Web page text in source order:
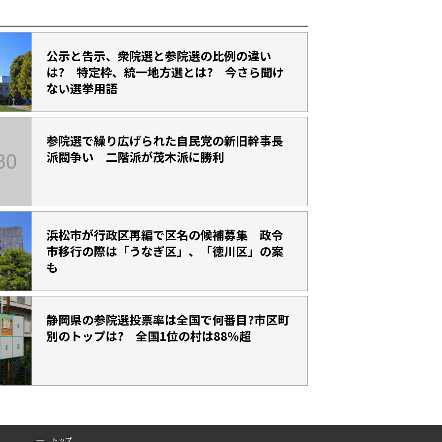
公示と告示、衆院選と参院選の比例の違い
は? 特定枠、統一地方選とは? 今さら聞け
ない選挙用語
参院選で繰り広げられた自民党の新旧幹事長
派閥争い 二階派が茂木派に勝利
浜松市が行政区再編で区名の候補募集 政令
市移行の際は「うなぎ区」、「徳川区」の案
も
静岡県の参院選投票率は全国で何番目?市区町
別のトップは? 全国1位の村は88％超
トップ